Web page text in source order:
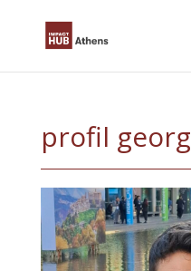
profil georg